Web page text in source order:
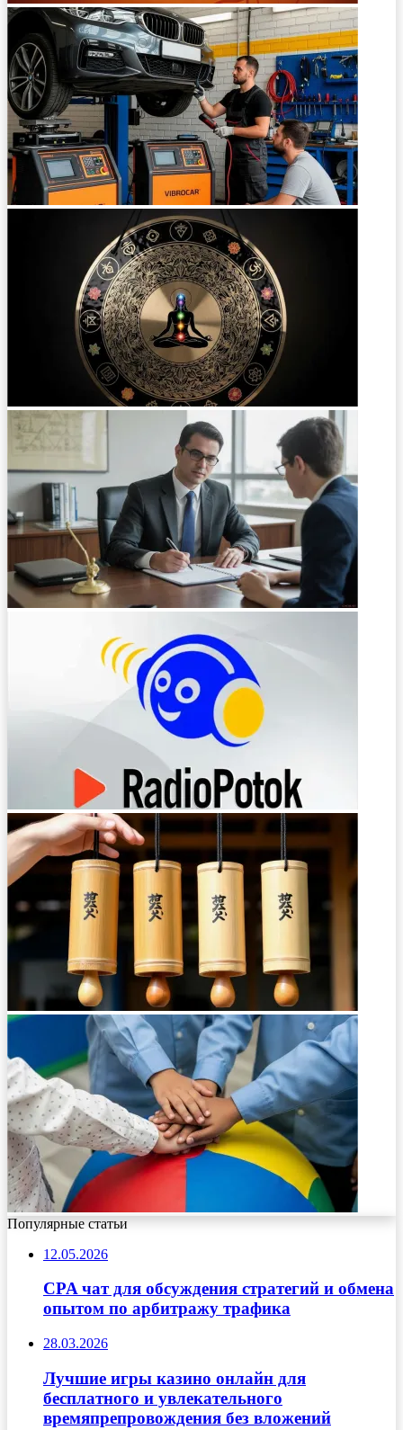
Популярные статьи
12.05.2026
CPA чат для обсуждения стратегий и обмена
опытом по арбитражу трафика
28.03.2026
Лучшие игры казино онлайн для
бесплатного и увлекательного
времяпрепровождения без вложений